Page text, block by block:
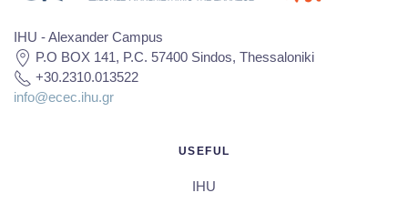
IHU - Alexander Campus
P.O BOX 141, P.C. 57400 Sindos, Thessaloniki
+30.2310.013522
info@ecec.ihu.gr
USEFUL
IHU